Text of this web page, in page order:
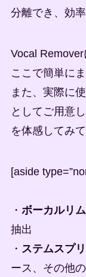
分離でき、効
Vocal Remover
ここで簡単に
また、実際に
としてご用意
を体感してみ
[aside
・ ボーカルリ
抽出
・ ステムスプ
ース、その他